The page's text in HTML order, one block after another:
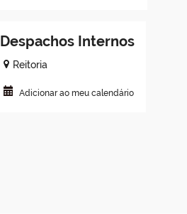
Despachos Internos
Reitoria
Adicionar ao meu calendário